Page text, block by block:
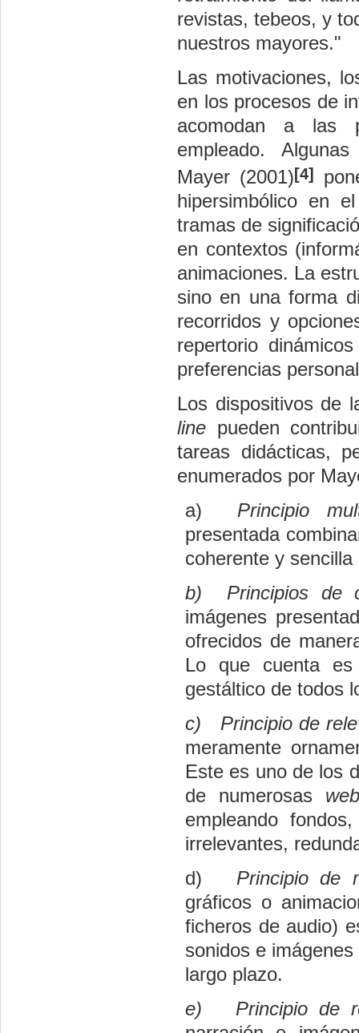
revistas, tebeos, y
nuestros mayores."
Las motivaciones,
en los procesos de
acomodan a las
empleado.
Mayer (2001)[4]
hipersimbólico en
tramas de
en contextos
animaciones. La
sino en una forma
recorridos y
repertorio
preferencias
Los dispositivos de
line pueden
tareas didácticas,
enumerados por
a)
Principio
presentada
coherente y
b)
Principios de
imágenes
ofrecidos de
Lo que cuenta
gestáltico de todos
c)
Principio de
meramente
Este es uno de los
de numerosas
empleando
irrelevantes,
d)
Principio de
gráficos o
ficheros de audio)
sonidos e
largo plazo.
e)
Principio de